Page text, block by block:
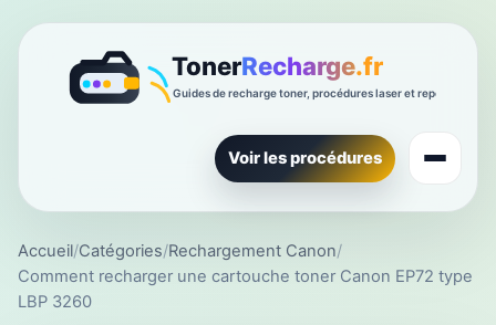
Voir les procédures
Accueil/Catégories/Rechargement Canon/
Comment recharger une cartouche toner Canon EP72 type
LBP 3260